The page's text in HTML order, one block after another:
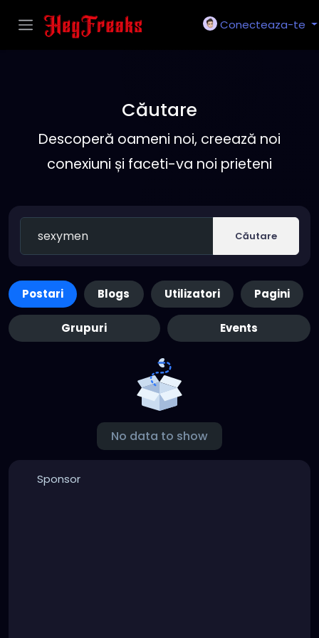
Conecteaza-te
Căutare
Descoperă oameni noi, creează noi
conexiuni și faceti-va noi prieteni
Căutare
Postari Blogs Utilizatori Pagini
Grupuri Events
No data to show
Sponsor